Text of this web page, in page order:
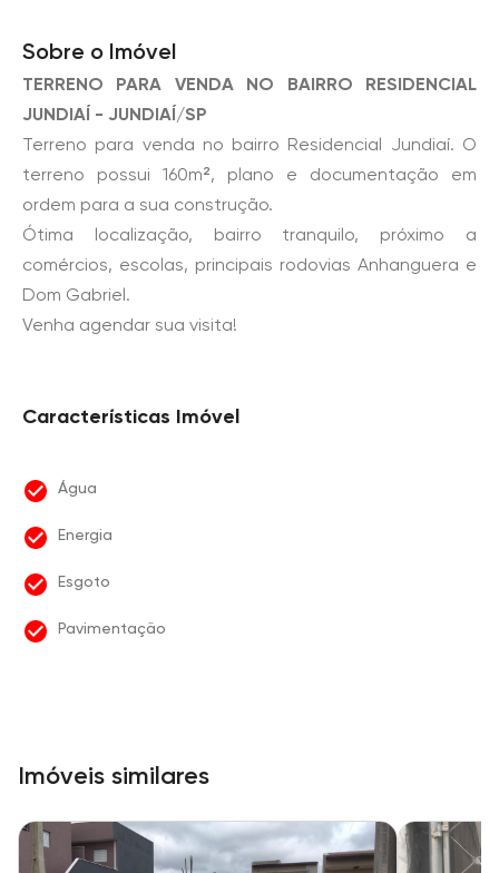
Sobre o Imóvel
TERRENO PARA VENDA NO BAIRRO RESIDENCIAL
JUNDIAÍ - JUNDIAÍ/SP
Terreno para venda no bairro Residencial Jundiaí. O
terreno possui 160m², plano e documentação em
ordem para a sua construção.
Ótima localização, bairro tranquilo, próximo a
comércios, escolas, principais rodovias Anhanguera e
Dom Gabriel.
Venha agendar sua visita!
Características Imóvel
Água
Energia
Esgoto
Pavimentação
Imóveis similares